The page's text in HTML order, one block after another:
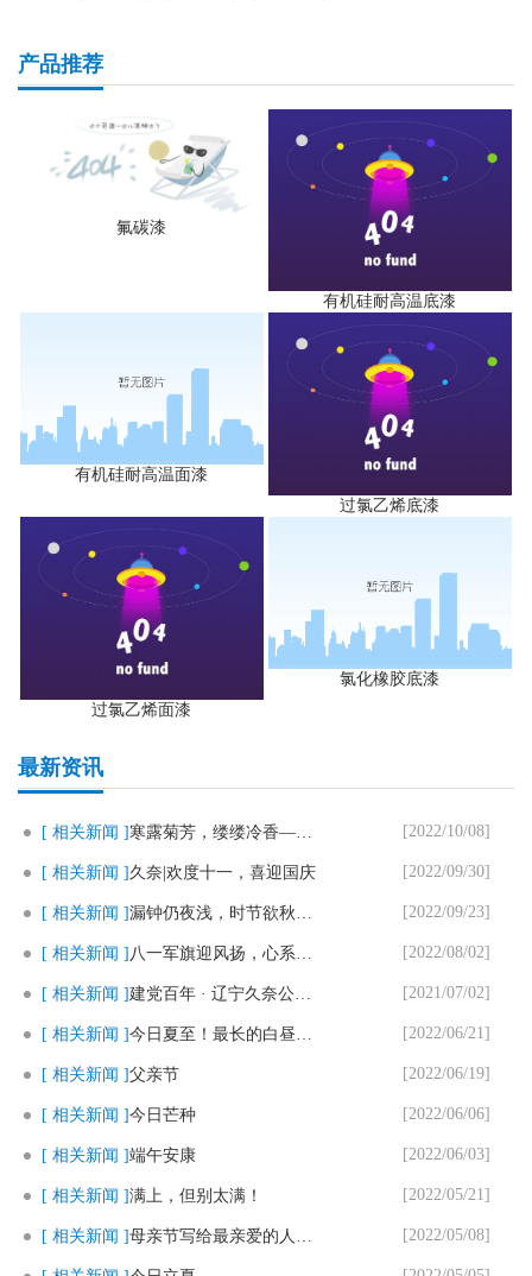
产品推荐
氟碳漆
有机硅耐高温底漆
有机硅耐高温面漆
过氯乙烯底漆
过氯乙烯面漆
氯化橡胶底漆
最新资讯
[ 相关新闻 ] [2022/10/08]
[ 相关新闻 ]久奈|欢度十一，喜迎国庆 [2022/09/30]
[ 相关新闻 ] [2022/09/23]
[ 相关新闻 ] [2022/08/02]
[ 相关新闻 ] [2021/07/02]
[ 相关新闻 ] [2022/06/21]
[ 相关新闻 ]父亲节 [2022/06/19]
[ 相关新闻 ]今日芒种 [2022/06/06]
[ 相关新闻 ]端午安康 [2022/06/03]
[ 相关新闻 ]满上，但别太满！ [2022/05/21]
[ 相关新闻 ] [2022/05/08]